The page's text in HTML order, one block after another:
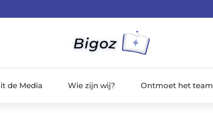
de Media Wie zijn wij? Ontmoet het team